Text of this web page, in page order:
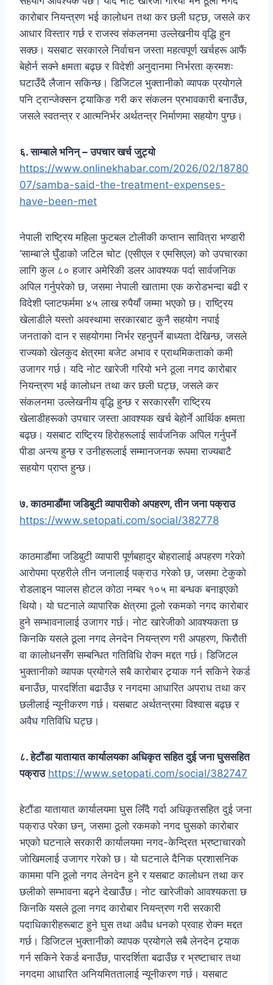
कारोबार नियन्त्रण भई कालोधन तथा कर छली घट्छ, जसले कर
आधार विस्तार गर्छ र राजस्व संकलनमा उल्लेखनीय वृद्धि हुन
सक्छ। यसबाट सरकारले निर्वाचन जस्ता महत्वपूर्ण खर्चहरू आफैं
बेहोर्न सक्ने क्षमता बढ्छ र विदेशी अनुदानमा निर्भरता क्रमशः
घटाउँदै लैजान सकिन्छ। डिजिटल भुक्तानीको व्यापक प्रयोगले
पनि ट्रान्जेक्सन ट्र्याकिङ गरी कर संकलन प्रभावकारी बनाउँछ,
जसले स्वतन्त्र र आत्मनिर्भर अर्थतन्त्र निर्माणमा सहयोग पुग्छ।
६. साम्बाले भनिन् – उपचार खर्च जुट्यो
https://www.onlinekhabar.com/2026/02/18780
07/samba-said-the-treatment-expenses-
have-been-met
नेपाली राष्ट्रिय महिला फुटबल टोलीकी कप्तान सावित्रा भण्डारी
‘साम्बा’ले घुँडाको जटिल चोट (एसीएल र एमसिएल) को उपचारका
लागि कुल ८० हजार अमेरिकी डलर आवश्यक पर्दा सार्वजनिक
अपिल गर्नुपरेको छ, जसमा नेपाली खातामा एक करोडभन्दा बढी र
विदेशी प्लाटफर्ममा ४५ लाख रुपैयाँ जम्मा भएको छ। राष्ट्रिय
खेलाडीले यस्तो अवस्थामा सरकारबाट कुनै सहयोग नपाई
जनताको दान र सहयोगमा निर्भर रहनुपर्ने बाध्यता देखिन्छ, जसले
राज्यको खेलकुद क्षेत्रमा बजेट अभाव र प्राथमिकताको कमी
उजागर गर्छ। यदि नोट खारेजी गरियो भने ठूला नगद कारोबार
नियन्त्रण भई कालोधन तथा कर छली घट्छ, जसले कर
संकलनमा उल्लेखनीय वृद्धि हुन्छ र सरकारसँग राष्ट्रिय
खेलाडीहरूको उपचार जस्ता आवश्यक खर्च बेहोर्ने आर्थिक क्षमता
बढ्छ। यसबाट राष्ट्रिय हिरोहरूलाई सार्वजनिक अपिल गर्नुपर्ने
पीडा अन्त्य हुन्छ र उनीहरूलाई सम्मानजनक रूपमा राज्यबाटै
सहयोग प्राप्त हुन्छ।
७. काठमाडौंमा जडिबुटी व्यापारीको अपहरण, तीन जना पक्राउ
https://www.setopati.com/social/382778
काठमाडौंमा जडिबुटी व्यापारी पूर्णबहादुर बोहरालाई अपहरण गरेको
आरोपमा प्रहरीले तीन जनालाई पक्राउ गरेको छ, जसमा टेकुको
रोडलाइन प्यालस होटल कोठा नम्बर १०५ मा बन्धक बनाइएको
थियो। यो घटनाले व्यापारिक क्षेत्रमा ठूलो रकमको नगद कारोबार
हुने सम्भावनालाई उजागर गर्छ। नोट खारेजीको आवश्यकता छ
किनकि यसले ठूला नगद लेनदेन नियन्त्रण गरी अपहरण, फिरौती
वा कालोधनसँग सम्बन्धित गतिविधि रोक्न मद्दत गर्छ। डिजिटल
भुक्तानीको व्यापक प्रयोगले सबै कारोबार ट्र्याक गर्न सकिने रेकर्ड
बनाउँछ, पारदर्शिता बढाउँछ र नगदमा आधारित अपराध तथा कर
छलीलाई न्यूनीकरण गर्छ। यसबाट अर्थतन्त्रमा विश्वास बढ्छ र
अवैध गतिविधि घट्छ।
८. हेटौंडा यातायात कार्यालयका अधिकृत सहित दुई जना घुससहित
पक्राउ https://www.setopati.com/social/382747
हेटौंडा यातायात कार्यालयमा घुस लिँदै गर्दा अधिकृतसहित दुई जना
पक्राउ परेका छन्, जसमा ठूलो रकमको नगद घुसको कारोबार
भएको घटनाले सरकारी कार्यालयमा नगद-केन्द्रित भ्रष्टाचारको
जोखिमलाई उजागर गरेको छ। यो घटनाले दैनिक प्रशासनिक
काममा पनि ठूलो नगद लेनदेन हुने र यसबाट कालोधन तथा कर
छलीको सम्भावना बढ्ने देखाउँछ। नोट खारेजीको आवश्यकता छ
किनकि यसले ठूला नगद कारोबार नियन्त्रण गरी सरकारी
पदाधिकारीहरूबाट हुने घुस तथा अवैध धनको प्रवाह रोक्न मद्दत
गर्छ। डिजिटल भुक्तानीको व्यापक प्रयोगले सबै लेनदेन ट्र्याक
गर्न सकिने रेकर्ड बनाउँछ, पारदर्शिता बढाउँछ र भ्रष्टाचार तथा
नगदमा आधारित अनियमिततालाई न्यूनीकरण गर्छ। यसबाट